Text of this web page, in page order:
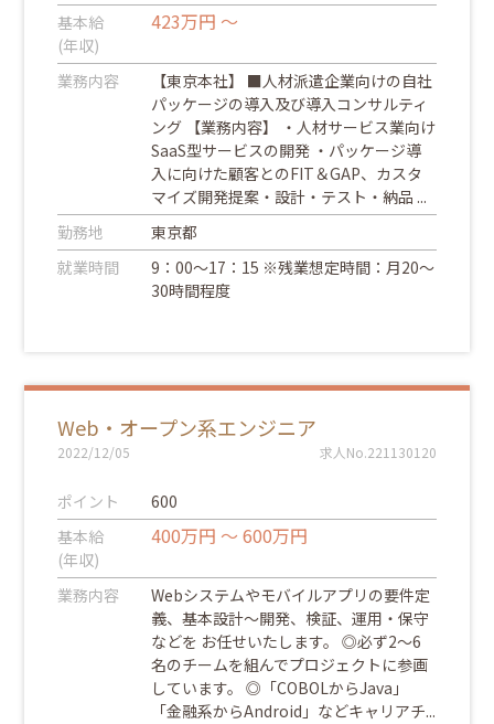
基本給
(年収)
423万円 ～
業務内容
【東京本社】 ■人材派遣企業向けの自社
パッケージの導入及び導入コンサルティ
ング 【業務内容】 ・人材サービス業向け
SaaS型サービスの開発 ・パッケージ導
入に向けた顧客とのFIT＆GAP、カスタ
マイズ開発提案・設計・テスト・納品 ...
勤務地
東京都
就業時間
9：00～17：15 ※残業想定時間：月20～
30時間程度
Web・オープン系エンジニア
2022/12/05 求人No.221130120
ポイント
600
基本給
(年収)
400万円 ～ 600万円
業務内容
Webシステムやモバイルアプリの要件定
義、基本設計～開発、検証、運用・保守
などを お任せいたします。 ◎必ず2～6
名のチームを組んでプロジェクトに参画
しています。 ◎「COBOLからJava」
「金融系からAndroid」などキャリアチ...